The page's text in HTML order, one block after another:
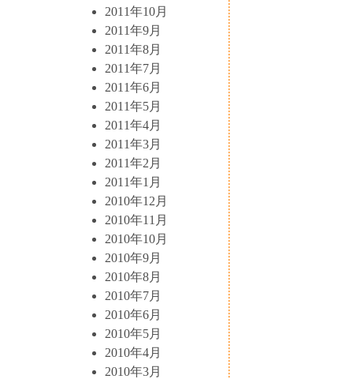
2011年10月
2011年9月
2011年8月
2011年7月
2011年6月
2011年5月
2011年4月
2011年3月
2011年2月
2011年1月
2010年12月
2010年11月
2010年10月
2010年9月
2010年8月
2010年7月
2010年6月
2010年5月
2010年4月
2010年3月